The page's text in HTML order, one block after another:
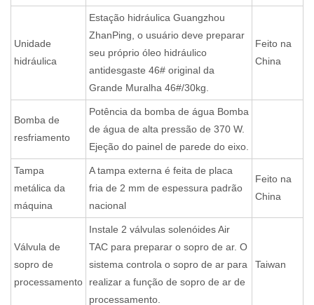
Unidade
hidráulica
Estação hidráulica Guangzhou
ZhanPing, o usuário deve preparar
seu próprio óleo hidráulico
antidesgaste 46# original da
Grande Muralha 46#/30kg.
Feito na
China
Bomba de
resfriamento
Potência da bomba de água Bomba
de água de alta pressão de 370 W.
Ejeção do painel de parede do eixo.
Tampa
metálica da
máquina
A tampa externa é feita de placa
fria de 2 mm de espessura padrão
nacional
Feito na
China
Válvula de
sopro de
processamento
Instale 2 válvulas solenóides Air
TAC para preparar o sopro de ar. O
sistema controla o sopro de ar para
realizar a função de sopro de ar de
processamento.
Taiwan